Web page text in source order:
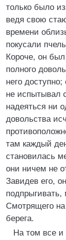
только было
ведя свою
времени
покусали
Короче, он был
полного
него
не испытывал
надеяться ни
довольства
там каждый
становилась
они ничем не
Завидев его,
подпрыгивать,
Смотрящего
берега.
На том все и